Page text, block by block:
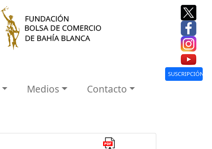
Medios Contacto
SUSCRIPCIÓN